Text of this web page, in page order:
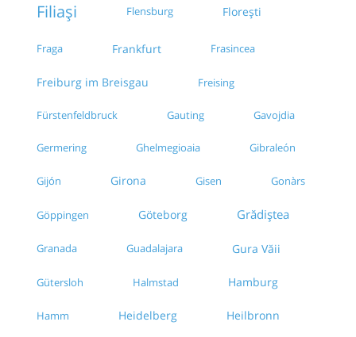
Filiași Flensburg Florești
Fraga Frankfurt Frasincea
Freiburg im Breisgau Freising
Fürstenfeldbruck Gauting Gavojdia
Germering Ghelmegioaia Gibraleón
Gijón Girona Gisen Gonàrs
Göppingen Göteborg Grădiștea
Granada Guadalajara Gura Văii
Gütersloh Halmstad Hamburg
Hamm Heidelberg Heilbronn